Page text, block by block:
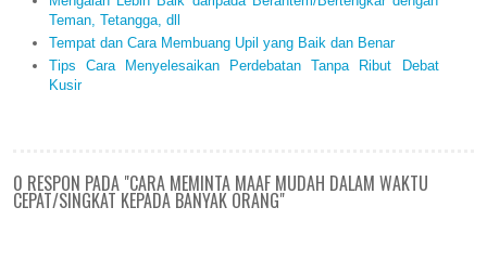
Teman, Tetangga, dll
Tempat dan Cara Membuang Upil yang Baik dan Benar
Tips Cara Menyelesaikan Perdebatan Tanpa Ribut Debat
Kusir
0 RESPON PADA "CARA MEMINTA MAAF MUDAH DALAM WAKTU
CEPAT/SINGKAT KEPADA BANYAK ORANG"